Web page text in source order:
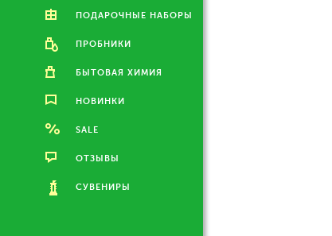
ПОДАРОЧНЫЕ НАБОРЫ
ПРОБНИКИ
БЫТОВАЯ ХИМИЯ
НОВИНКИ
SALE
ОТЗЫВЫ
СУВЕНИРЫ